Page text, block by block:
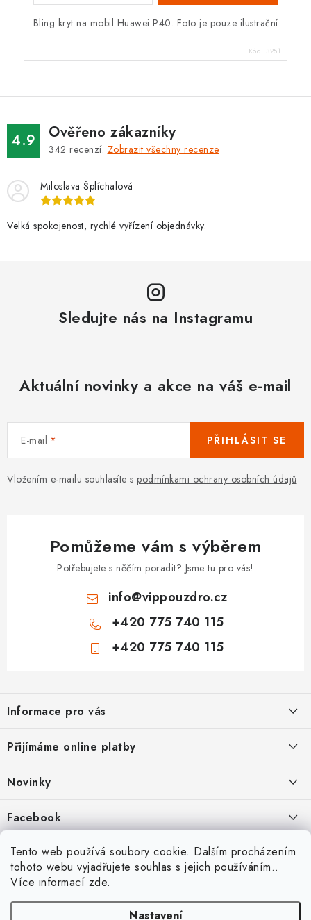
Tento web používá soubory cookie. Dalším procházením
tohoto webu vyjadřujete souhlas s jejich používáním..
Více informací zde.
Nastavení
Bling kryt na mobil Huawei P40. Foto je pouze ilustrační
Kód: 3251
4.9 Ověřeno zákazníky
342 recenzí. Zobrazit všechny recenze
Miloslava Šplíchalová
Velká spokojenost, rychlé vyřízení objednávky.
Sledujte nás na Instagramu
Aktuální novinky a akce na váš e-mail
E-mail
Vložením e-mailu souhlasíte s podmínkami ochrany osobních údajů
PŘIHLÁSIT SE
Pomůžeme vám s výběrem
Potřebujete s něčím poradit? Jsme tu pro vás!
info@vippouzdro.cz
+420 775 740 115
+420 775 740 115
p
a
Informace pro vás
Jak nakupovat
Ochrana osobních údajů
Hodnocení obchodu
Doprava a platba
Vrácení zboží a reklamace
Přijímáme online platby
Novinky
Kryty, pouzdra, obaly na mobil Apple iPhone.
11.9.2022
Nová skla pro vaši ochranu
22.8.2020
Designové kryty pro Xiaomi
Facebook
Heureka Recenze obchodu